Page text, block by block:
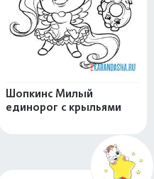
Шопкинс Милый
единорог с крыльями